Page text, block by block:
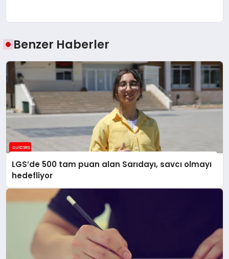
Benzer Haberler
LGS’de 500 tam puan alan Sarıdayı, savcı olmayı
hedefliyor